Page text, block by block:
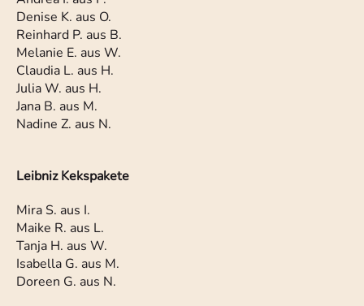
Denise K. aus O.
Reinhard P. aus B.
Melanie E. aus W.
Claudia L. aus H.
Julia W. aus H.
Jana B. aus M.
Nadine Z. aus N.
Leibniz Kekspakete
Mira S. aus I.
Maike R. aus L.
Tanja H. aus W.
Isabella G. aus M.
Doreen G. aus N.